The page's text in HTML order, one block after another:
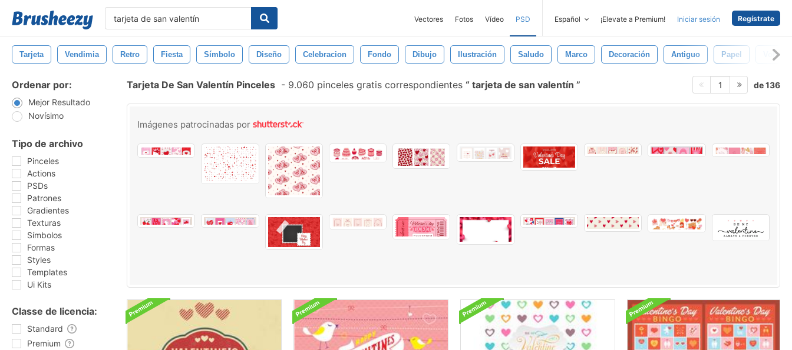
Vectores Fotos Vídeo PSD Español ¡Elevate a Premium! Iniciar sesión Regístrate
Tarjeta Vendimia Retro Fiesta Símbolo Diseño Celebracion Fondo Dibujo Ilustración Saludo Marco Decoración Antiguo Papel
Ordenar por:
Mejor Resultado
Novísimo
Tipo de archivo
Pinceles
Actions
PSDs
Patrones
Gradientes
Texturas
Símbolos
Formas
Styles
Templates
Ui Kits
Classe de licencia:
Standard
Premium
Tarjeta De San Valentín Pinceles - 9.060 pinceles gratis correspondientes tarjeta de san valentín 1 de 136
Imágenes patrocinadas por